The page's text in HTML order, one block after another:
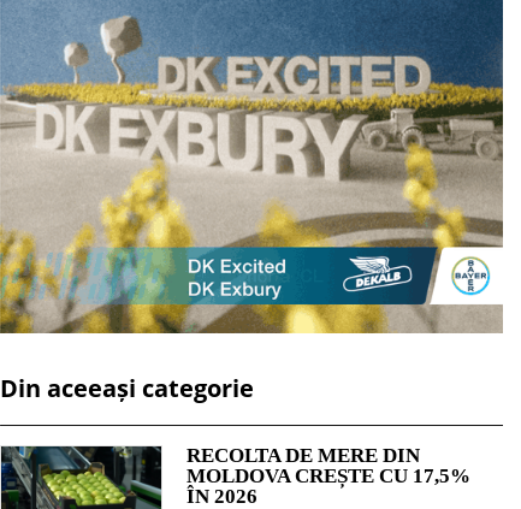
Din aceeași categorie
RECOLTA DE MERE DIN
MOLDOVA CREȘTE CU 17,5%
ÎN 2026